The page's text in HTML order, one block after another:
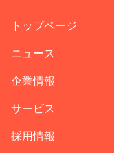
トップページ
ニュース
企業情報
サービス
採用情報